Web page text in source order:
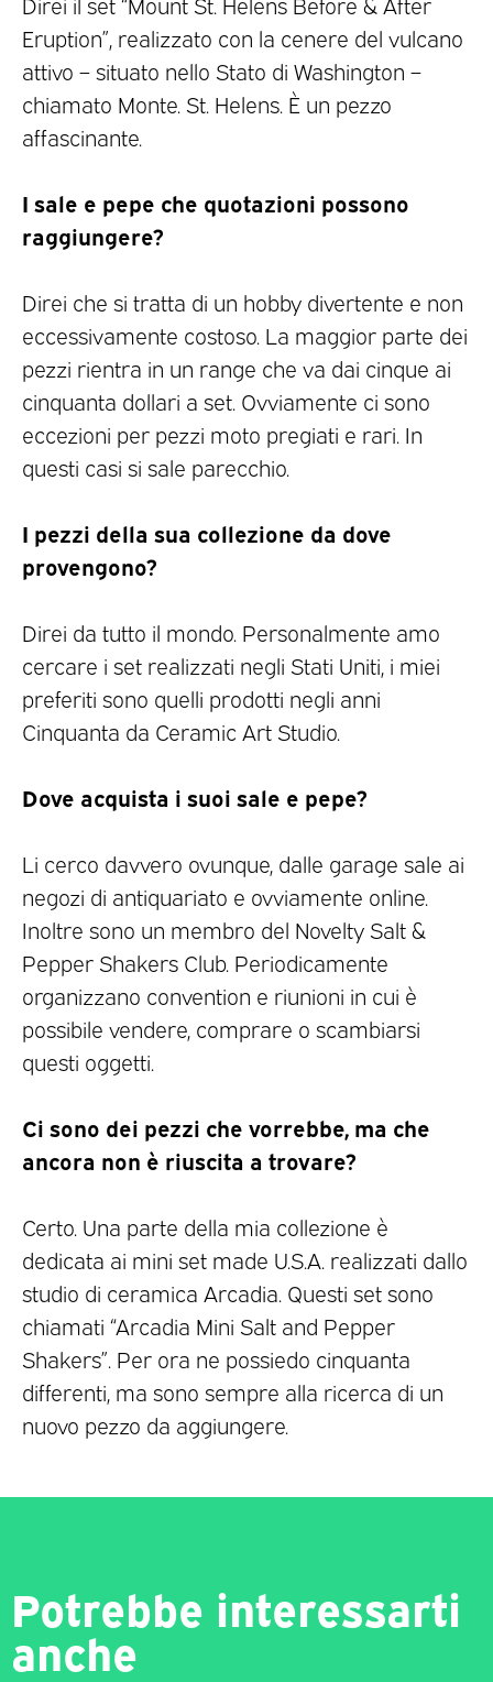
Eruption”, realizzato con la cenere del vulcano
attivo – situato nello Stato di Washington –
chiamato Monte. St. Helens. È un pezzo
affascinante.
I sale e pepe che quotazioni possono
raggiungere?
Direi che si tratta di un hobby divertente e non
eccessivamente costoso. La maggior parte dei
pezzi rientra in un range che va dai cinque ai
cinquanta dollari a set. Ovviamente ci sono
eccezioni per pezzi moto pregiati e rari. In
questi casi si sale parecchio.
I pezzi della sua collezione da dove
provengono?
Direi da tutto il mondo. Personalmente amo
cercare i set realizzati negli Stati Uniti, i miei
preferiti sono quelli prodotti negli anni
Cinquanta da Ceramic Art Studio.
Dove acquista i suoi sale e pepe?
Li cerco davvero ovunque, dalle garage sale ai
negozi di antiquariato e ovviamente online.
Inoltre sono un membro del Novelty Salt &
Pepper Shakers Club. Periodicamente
organizzano convention e riunioni in cui è
possibile vendere, comprare o scambiarsi
questi oggetti.
Ci sono dei pezzi che vorrebbe, ma che
ancora non è riuscita a trovare?
Certo. Una parte della mia collezione è
dedicata ai mini set made U.S.A. realizzati dallo
studio di ceramica Arcadia. Questi set sono
chiamati “Arcadia Mini Salt and Pepper
Shakers”. Per ora ne possiedo cinquanta
differenti, ma sono sempre alla ricerca di un
nuovo pezzo da aggiungere.
Potrebbe interessarti
anche